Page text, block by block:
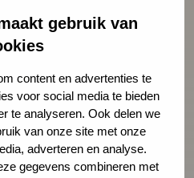
gebruik van
content en advertenties te
voor social media te bieden
te analyseren. Ook delen we
van onze site met onze
adverteren en analyse.
gegevens combineren met